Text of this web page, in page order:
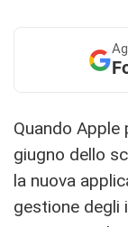
Quando Apple
giugno dello
la nuova
gestione degli